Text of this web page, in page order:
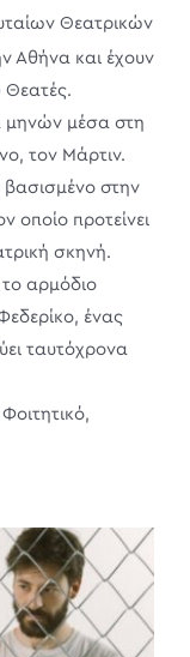
Θεατρικών
Αθήνα και έχουν
μηνών μέσα στη
τον Μάρτιν.
βασισμένο στην
οποίο προτείνει
σκηνή.
αρμόδιο
ένας
ταυτόχρονα